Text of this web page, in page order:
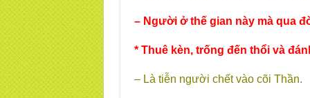
– Người ở thế gian này mà qua
* Thuê kèn, trống đến thổi và
– Là tiễn người chết vào cõi Thần.